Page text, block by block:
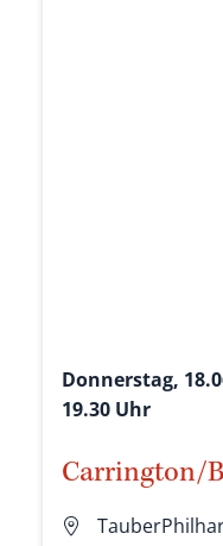
Donnerstag,
19.30 Uhr
Carrington/